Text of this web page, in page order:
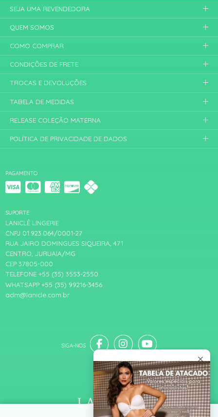
PAGAMENTO
SUPORTE
LANICLÊ LINGERIE
CNPJ 01.923.064/0001-27
RUA JAIRO DOMINGUES SIQUEIRA, 471
CENTRO, JURUAIA/MG
CEP 37805-000
TELEFONE +55 (35) 3553-2550
WHATSAPP +55 (35) 99216-3456
adm@lanicle.com.br
SEJA UMA REVENDEDORA
QUEM SOMOS
COMO COMPRAR
CONDIÇÕES DE FRETE
TROCAS E DEVOLUÇÕES
TABELA DE MEDIDAS
RELEASE COLEÇÃO MATERNA
POLÍTICA DE PRIVACIDADE DE DADOS